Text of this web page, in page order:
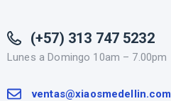
(+57) 313 747 5232
Lunes a Domingo 10am – 7.00pm
ventas@xiaosmedellin.com